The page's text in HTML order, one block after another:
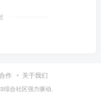
作 关于我们
综合社区强力驱动.